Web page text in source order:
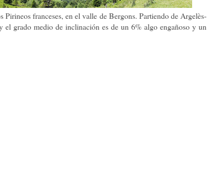
franceses, en el valle de Bergons. Partiendo de Argelès-
grado medio de inclinación es de un 6% algo engañoso y un